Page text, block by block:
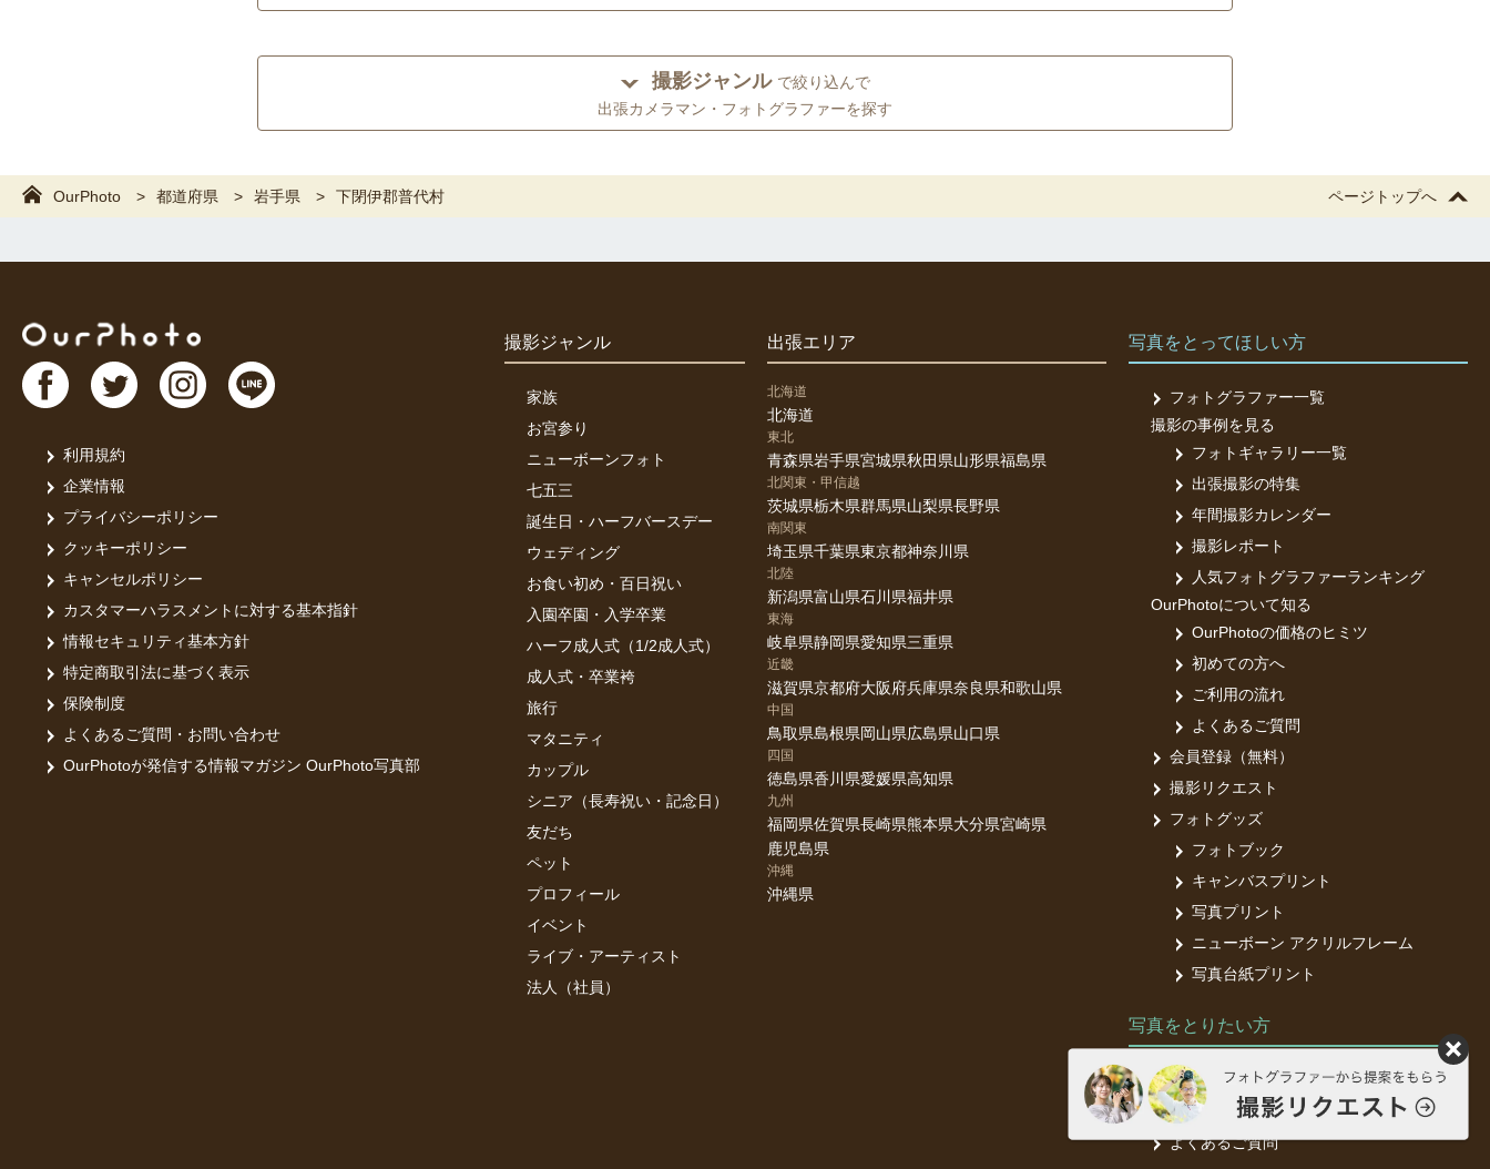
撮影ジャンル で絞り込んで
出張カメラマン・フォトグラファーを探す
OurPhoto 都道府県 岩手県 下閉伊郡普代村 ページトップへ
利用規約
企業情報
プライバシーポリシー
クッキーポリシー
キャンセルポリシー
カスタマーハラスメントに対する基本指針
情報セキュリティ基本方針
特定商取引法に基づく表示
保険制度
よくあるご質問・お問い合わせ
OurPhotoが発信する情報マガジン OurPhoto写真部
撮影ジャンル
家族
お宮参り
ニューボーンフォト
七五三
誕生日・ハーフバースデー
ウェディング
お食い初め・百日祝い
入園卒園・入学卒業
ハーフ成人式（1/2成人式）
成人式・卒業袴
旅行
マタニティ
カップル
シニア（長寿祝い・記念日）
友だち
ペット
プロフィール
イベント
ライブ・アーティスト
法人（社員）
出張エリア
北海道
北海道
東北
青森県岩手県宮城県秋田県山形県福島県
北関東・甲信越
茨城県栃木県群馬県山梨県長野県
南関東
埼玉県千葉県東京都神奈川県
北陸
新潟県富山県石川県福井県
東海
岐阜県静岡県愛知県三重県
近畿
滋賀県京都府大阪府兵庫県奈良県和歌山県
中国
鳥取県島根県岡山県広島県山口県
四国
徳島県香川県愛媛県高知県
九州
福岡県佐賀県長崎県熊本県大分県宮崎県
鹿児島県
沖縄
沖縄県
写真をとってほしい方
フォトグラファー一覧
撮影の事例を見る
フォトギャラリー一覧
出張撮影の特集
年間撮影カレンダー
撮影レポート
人気フォトグラファーランキング
OurPhotoについて知る
OurPhotoの価格のヒミツ
初めての方へ
ご利用の流れ
よくあるご質問
会員登録（無料）
撮影リクエスト
フォトグッズ
フォトブック
キャンバスプリント
写真プリント
ニューボーン アクリルフレーム
写真台紙プリント
写真をとりたい方
フォトグラファー募集中
フォトグラファー登録（無料）
よくあるご質問